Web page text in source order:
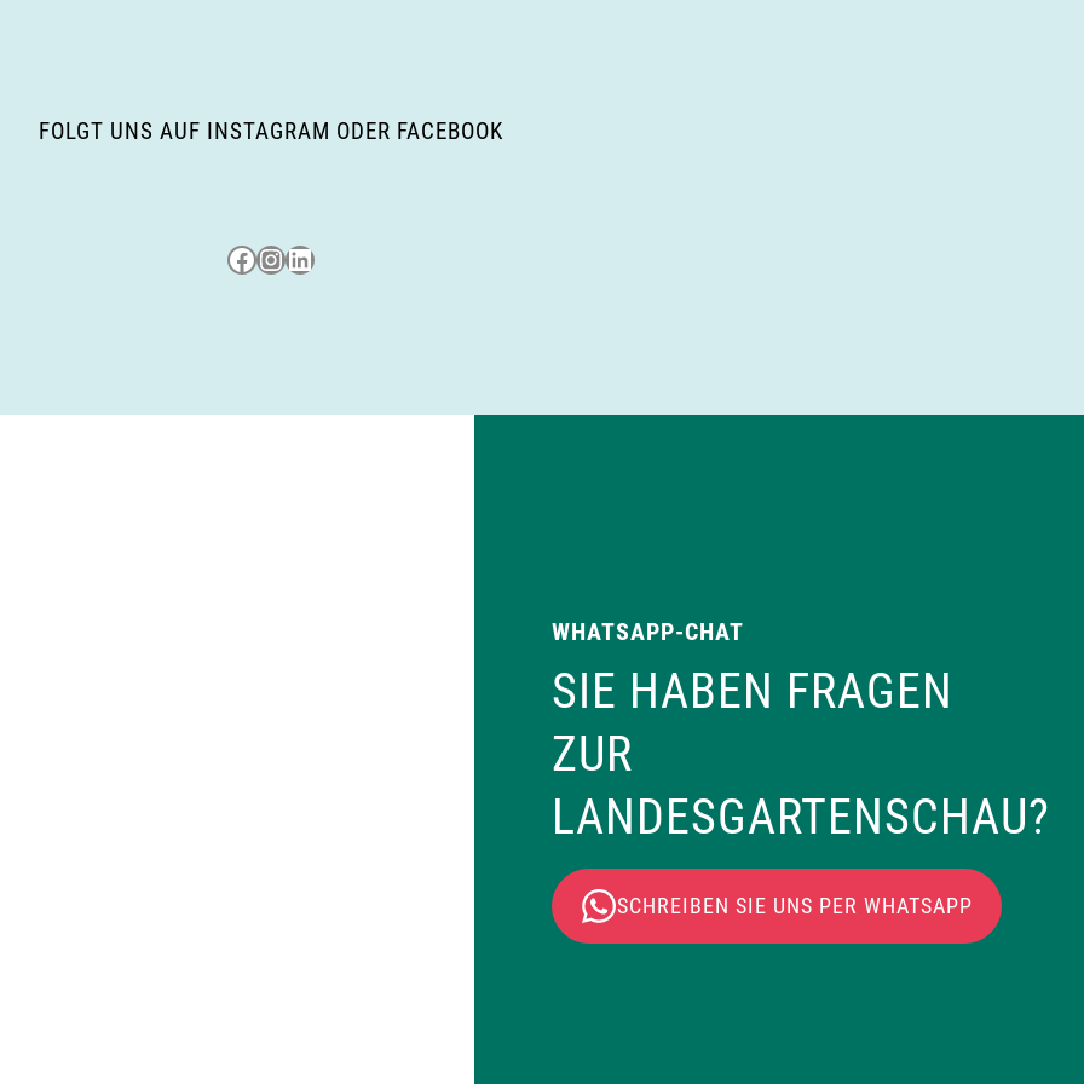
FOLGT UNS AUF INSTAGRAM ODER FACEBOOK
Besuche uns auf Facebook
Besuche uns auf Instagram
LinkedIn
WHATSAPP-CHAT
SIE HABEN FRAGEN
ZUR
LANDESGARTENSCHAU?
SCHREIBEN SIE UNS PER WHATSAPP